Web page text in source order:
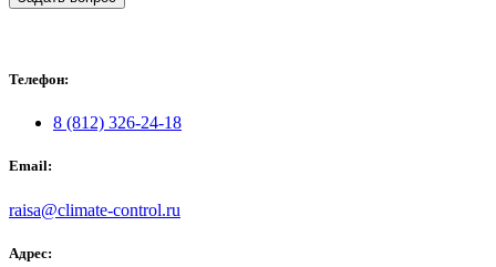
Телефон:
8 (812) 326-24-18
Email:
raisa@climate-control.ru
Адрес: